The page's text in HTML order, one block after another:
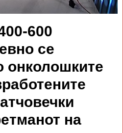
600
се
онколошките
на